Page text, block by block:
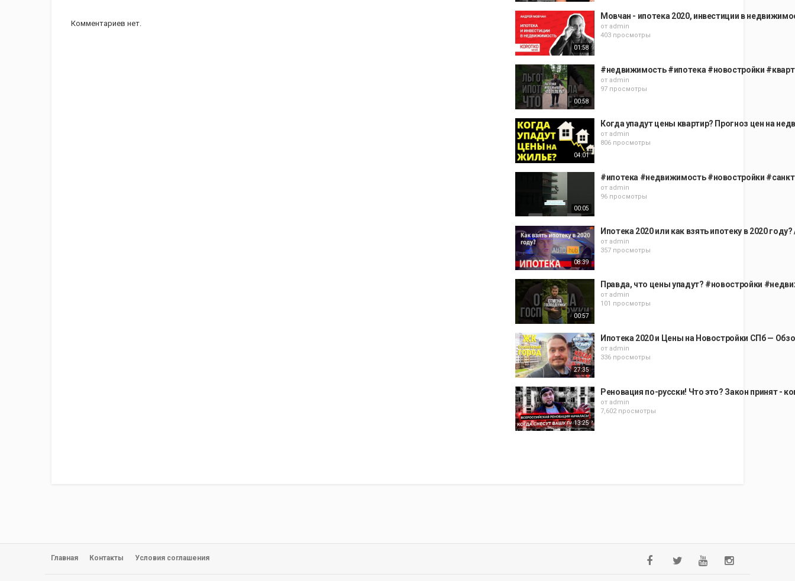
Комментариев нет.
01:58
Мовчан - ипотека 2020, инвестиции в
от admin
403 просмотры
00:58
#недвижимость #ипотека #новостройки
от admin
97 просмотры
04:01
Когда упадут цены квартир? Прогноз цен на
от admin
806 просмотры
00:05
#ипотека #недвижимость #новостройки
от admin
96 просмотры
08:39
Ипотека 2020 или как взять ипотеку в 2020
от admin
357 просмотры
00:57
Правда, что цены упадут? #новостройки
от admin
101 просмотры
27:35
Ипотека 2020 и Цены на Новостройки СПб —
от admin
336 просмотры
13:25
Реновация по-русски! Что это? Закон принят -
от admin
7,602 просмотры
Главная Контакты Условия соглашения